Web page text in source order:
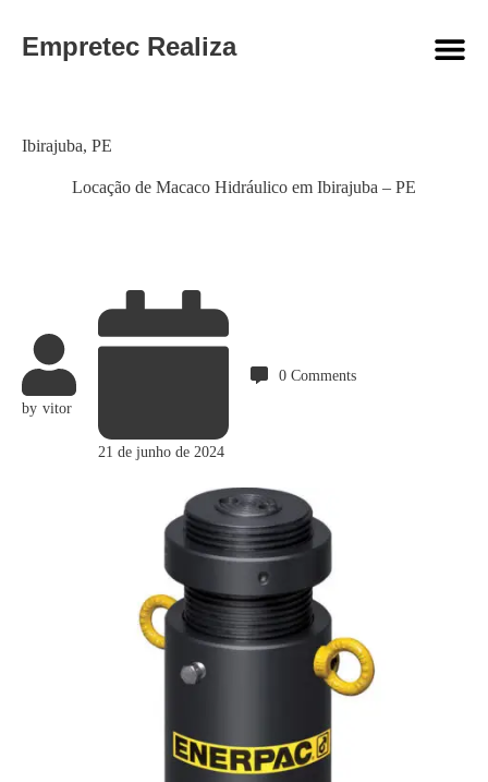
Empretec Realiza
Locação de Macaco Hidráulico em Ibirajuba – PE
Category
Ibirajuba, PE
by vitor
21 de junho de 2024
0 Comments